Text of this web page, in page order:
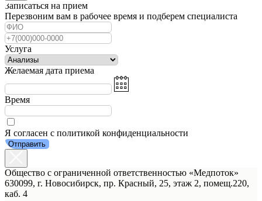
Записаться на прием
Перезвоним вам в рабочее время и подберем специалиста
Услуга
Желаемая дата приема
Время
Я согласен с политикой конфиденциальности
Отправить
Общество с ограниченной ответственностью «Медпоток»
630099, г. Новосибирск, пр. Красный, 25, этаж 2, помещ.220,
каб. 4